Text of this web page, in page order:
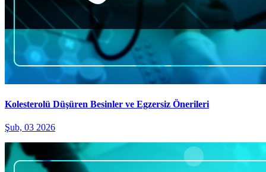
Kolesterolü Düşüren Besinler ve Egzersiz Önerileri
Şub, 03 2026